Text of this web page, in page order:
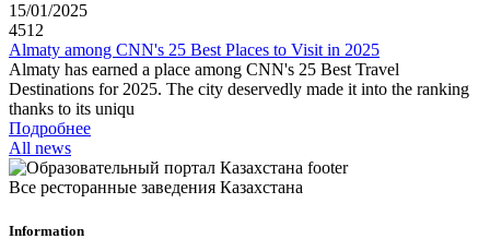
15/01/2025
4512
Almaty among CNN's 25 Best Places to Visit in 2025
Almaty has earned a place among CNN's 25 Best Travel
Destinations for 2025. The city deservedly made it into the ranking
thanks to its uniqu
Подробнее
All news
Все ресторанные заведения Казахстана
Information